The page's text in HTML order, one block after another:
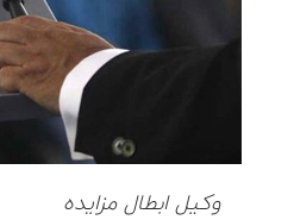
وکیل ابطال مزایده